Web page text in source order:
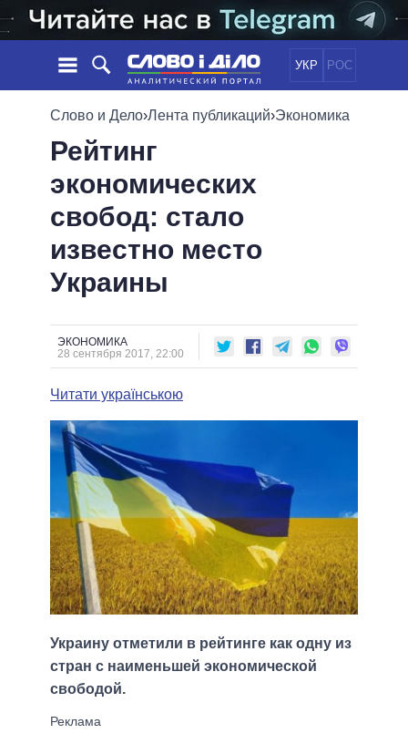
УКР РОС
НОВОСТИ
ЛЕНТА
СОБЫТИЯ
СТАТЬИ
ОБЗОРЫ
ДАЙДЖЕСТЫ
ЭКОНОМИКА
ОБЩЕСТВО
ПОЛИТИКИ
ВСЕ ПОЛИТИКИ
ПРЕЗИДЕНТ И ОФИС
ВЕРХОВНАЯ РАДА
ГЛАВЫ ОБЛАДМИНИСТРАЦИЙ
МЭРЫ
ВСЕ ПЕРСОНЫ
ИНФОГРАФИКА
СРАВНЕНИЕ ПОЛИТИКОВ
Слово и Дело›Лента публикаций›Экономика
Рейтинг
экономических
свобод: стало
известно место
Украины
ЭКОНОМИКА
28 сентября 2017, 22:00
Читати українською
Украину отметили в рейтинге как одну из
стран с наименьшей экономической
свободой.